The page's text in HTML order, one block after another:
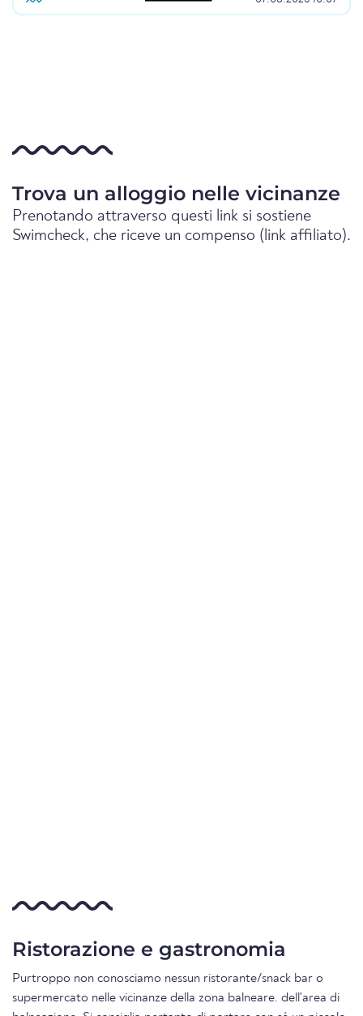
Trova un alloggio nelle vicinanze
Prenotando attraverso questi link si sostiene
Swimcheck, che riceve un compenso (link affiliato).
Ristorazione e gastronomia
Purtroppo non conosciamo nessun ristorante/snack bar o
supermercato nelle vicinanze della zona balneare. dell'area di